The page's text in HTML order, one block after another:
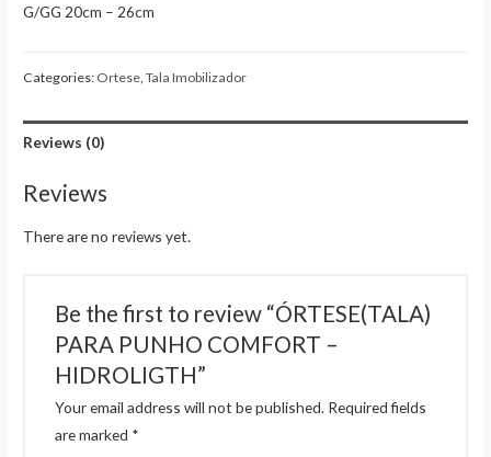
G/GG 20cm – 26cm
Categories: Ortese,Tala Imobilizador
Reviews (0)
Reviews
There are no reviews yet.
Be the first to review “ÓRTESE(TALA)
PARA PUNHO COMFORT –
HIDROLIGTH”
Your email address will not be published. Required fields
are marked *